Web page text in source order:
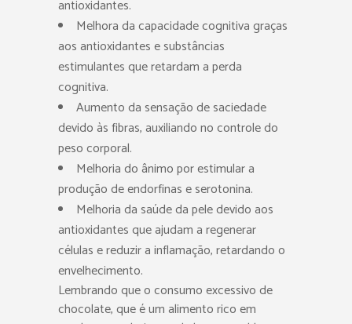
antioxidantes.
Melhora da capacidade cognitiva graças
aos antioxidantes e substâncias
estimulantes que retardam a perda
cognitiva.
Aumento da sensação de saciedade
devido às fibras, auxiliando no controle do
peso corporal.
Melhoria do ânimo por estimular a
produção de endorfinas e serotonina.
Melhoria da saúde da pele devido aos
antioxidantes que ajudam a regenerar
células e reduzir a inflamação, retardando o
envelhecimento.
Lembrando que o consumo excessivo de
chocolate, que é um alimento rico em